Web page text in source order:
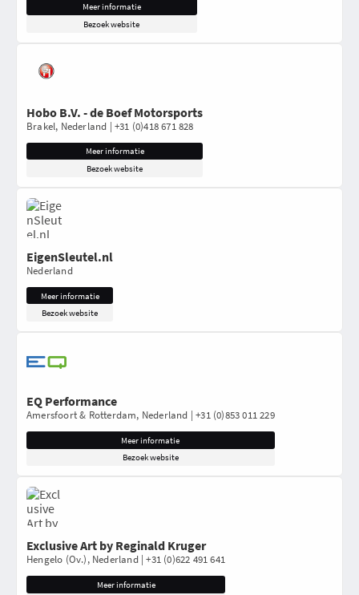
Meer informatie
Bezoek website
Hobo B.V. - de Boef Motorsports
Brakel, Nederland | +31 (0)418 671 828
Meer informatie
Bezoek website
EigenSleutel.nl
Nederland
Meer informatie
Bezoek website
EQ Performance
Amersfoort & Rotterdam, Nederland | +31 (0)853 011 229
Meer informatie
Bezoek website
Exclusive Art by Reginald Kruger
Hengelo (Ov.), Nederland | +31 (0)622 491 641
Meer informatie